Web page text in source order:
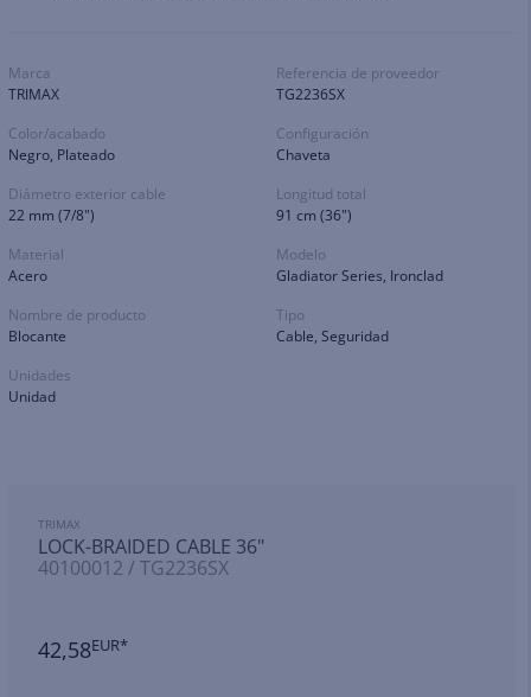
Marca
TRIMAX
Referencia de proveedor
TG2236SX
Color/acabado
Negro, Plateado
Configuración
Chaveta
Diámetro exterior cable
22 mm (7/8")
Longitud total
91 cm (36")
Material
Acero
Modelo
Gladiator Series, Ironclad
Nombre de producto
Blocante
Tipo
Cable, Seguridad
Unidades
Unidad
TRIMAX
LOCK-BRAIDED CABLE 36"
40100012 / TG2236SX
42,58EUR*